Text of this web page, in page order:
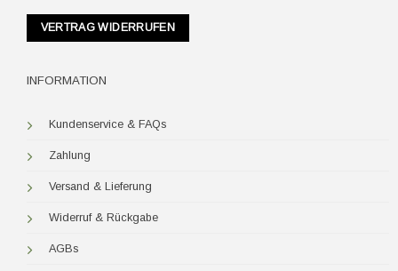
VERTRAG WIDERRUFEN
INFORMATION
Kundenservice & FAQs
Zahlung
Versand & Lieferung
Widerruf & Rückgabe
AGBs